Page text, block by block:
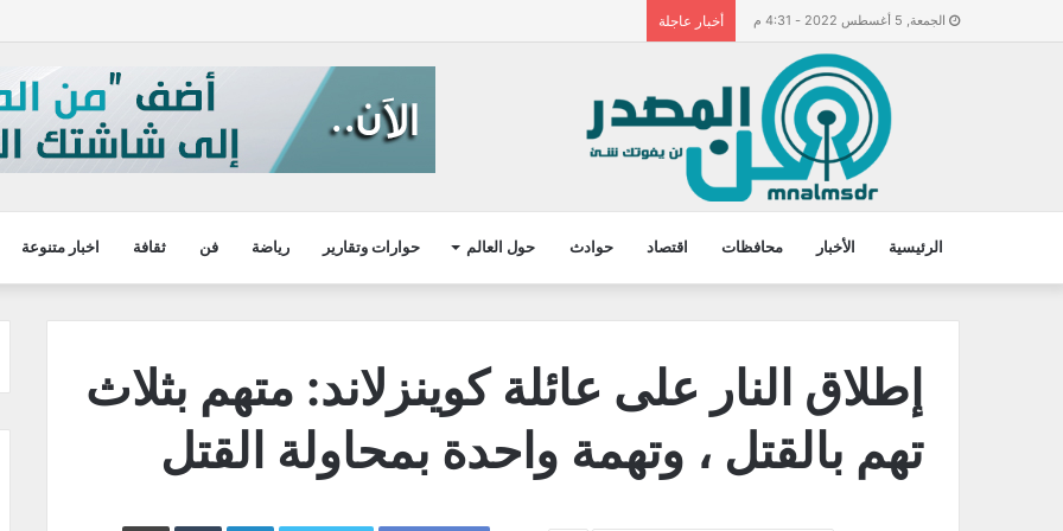
الجمعة, 5 أغسطس 2022 - 4:31 م أخبار عاجلة
الرئيسية الأخبار محافظات اقتصاد حوادث حول العالم حوارات وتقارير رياضة فن ثقافة اخبار متنوعة
إطلاق النار على عائلة كوينزلاند: متهم بثلاث
تهم بالقتل ، وتهمة واحدة بمحاولة القتل
LinkedIn
‏Tumblr طباعة